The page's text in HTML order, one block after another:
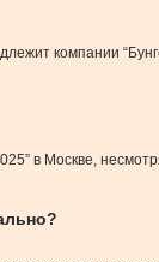
компании
в Москве,